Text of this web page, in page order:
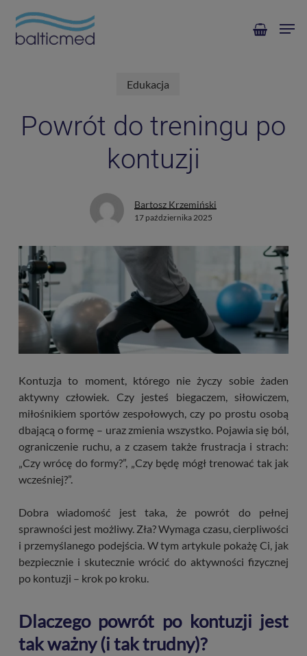
main
Edukacja
Powrót do treningu po
kontuzji
Bartosz Krzemiński
17 października 2025
Kontuzja to moment, którego nie życzy sobie żaden
aktywny człowiek. Czy jesteś biegaczem, siłowiczem,
miłośnikiem sportów zespołowych, czy po prostu osobą
dbającą o formę – uraz zmienia wszystko. Pojawia się ból,
ograniczenie ruchu, a z czasem także frustracja i strach:
„Czy wrócę do formy?”, „Czy będę mógł trenować tak jak
wcześniej?”.
Dobra wiadomość jest taka, że powrót do pełnej
sprawności jest możliwy. Zła? Wymaga czasu, cierpliwości
i przemyślanego podejścia. W tym artykule pokażę Ci, jak
bezpiecznie i skutecznie wrócić do aktywności fizycznej
po kontuzji – krok po kroku.
Dlaczego powrót po kontuzji jest
tak ważny (i tak trudny)?